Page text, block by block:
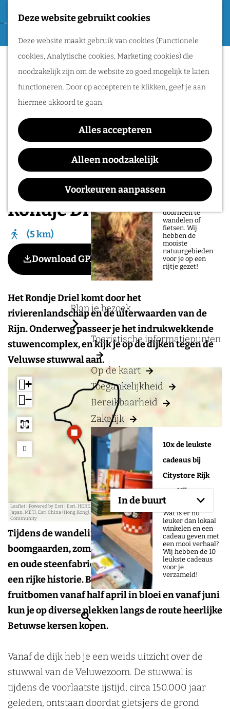
Deze website gebruikt cookies
Deze website maakt gebruik van cookies (Functionele
cookies, Analytische cookies, Marketing cookies) die
noodzakelijk zijn om de website zo goed mogelijk te laten
functioneren. Door op accepteren te klikken, geef je aan
hiermee akkoord te gaan.
Alles accepteren
Alleen noodzakelijk
Voorkeuren aanpassen
a
F
a
v
o
r
i
e
e
M
e
n
u
Routes
Wandelen
Fietsen
Routeplanner
Natuurgebieden
in het Rijk van
natuur in het Rijk
van Nijmegen is
doorheen te
wandelen of
fietsen. Wij
hebben de
mooiste
natuurgebieden
voor je op een
rijtje gezet!
Plan je bezoek
Toeristische informatiepunten
Op de kaart
Toegankelijkheid
Bereikbaarheid
Zakelijk
10x de leukste
cadeaus bij
Citystore Rijk
van Nijmegen
Wat is er nu
leuker dan lokaal
winkelen en een
cadeau geven met
een mooi verhaal?
Wij hebben de 10
leukste cadeaus
voor je
verzameld!
Z
o
k
e
n
Rondje Driel
5 km
Het Rondje Driel komt door het
rivierenlandschap en de uiterwaarden van de
Rijn. Onderweg passeer je het indrukwekkende
stuwencomplex, en kijk je op de dijken tegen de
Veluwse stuwwal aan.
Voeg toe als favoriet
Voeg toe als favoriet
Download GPX
In de buurt
a
d
a
d
+
−
Leaflet
Powered by Esri | Esri, HERE, Garmin, USGS, Intermap, INCREMENT P, NRCAN, Esri
Japan, METI, Esri China (Hong Kong), NOSTRA, © OpenStreetMap contributors, and the GIS User
Community
Tijdens de wandeling van Rondje Driel zie je
boomgaarden, zomer- en winterdijken, wielen
en oude steenfabrieken. Het gebied heeft tevens
een rijke historie. Bij een mooi voorjaar staan de
fruitbomen vanaf half april in bloei en vanaf juni
kun je op diverse plekken langs de route heerlijke
Betuwse kersen kopen.
Vanaf de dijk heb je een weids uitzicht over de
stuwwal van de Veluwezoom. De stuwwal is
tijdens de voorlaatste ijstijd, circa 150.000 jaar
geleden, ontstaan doordat gletsjers de grond